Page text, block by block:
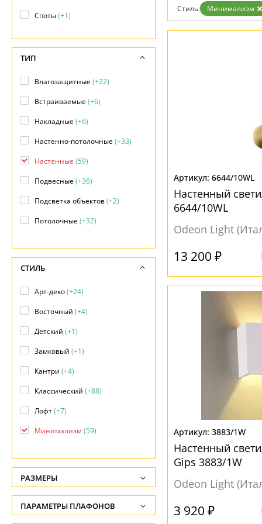
Отзывы
Дизайнерам
Бренды
Контакты
Техно
Хай тек
Стиль: Минимализм
6644/10WL
Настенный
6644/10WL
Odeon Light
13 200 ₽
3883/1W
Настенный
Gips 3883/1W
Odeon Light
3 920 ₽
Споты(+1)
ТИП
Влагозащитные(+22)
Встраиваемые(+6)
Накладные(+6)
Настенно-потолочные(+33)
Настенные (59)
Подвесные(+36)
Подсветка объектов(+2)
Потолочные(+32)
СТИЛЬ
Арт-деко(+24)
Восточный (+4)
Детский (+1)
Замковый (+1)
Кантри (+4)
Классический (+88)
Лофт(+7)
Минимализм (59)
Прованс(+3)
Современный(+101)
Техно(+35)
РАЗМЕРЫ
Высота, см
-
ПАРАМЕТРЫ ПЛАФОНОВ